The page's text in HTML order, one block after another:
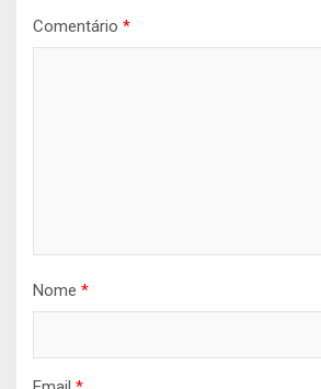
Comentário *
Nome *